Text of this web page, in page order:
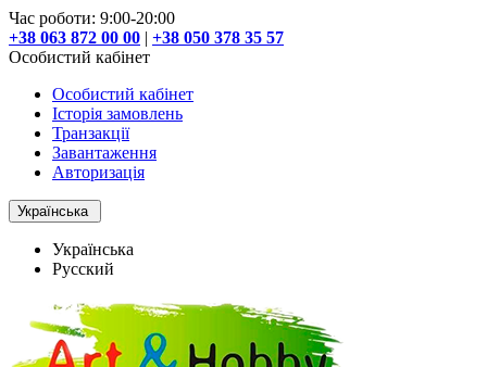
Час роботи: 9:00-20:00
+38 063 872 00 00 | +38 050 378 35 57
Особистий кабінет
Особистий кабінет
Історія замовлень
Транзакції
Завантаження
Авторизація
Українська
Українська
Русский